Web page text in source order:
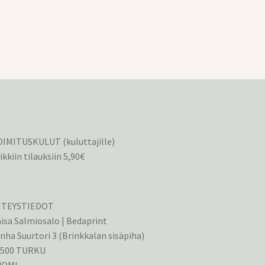
(kuluttajille)
tilauksiin 5,90€
Salmiosalo | Bedaprint
Suurtori 3 (Brinkkalan sisäpiha)
TURKU